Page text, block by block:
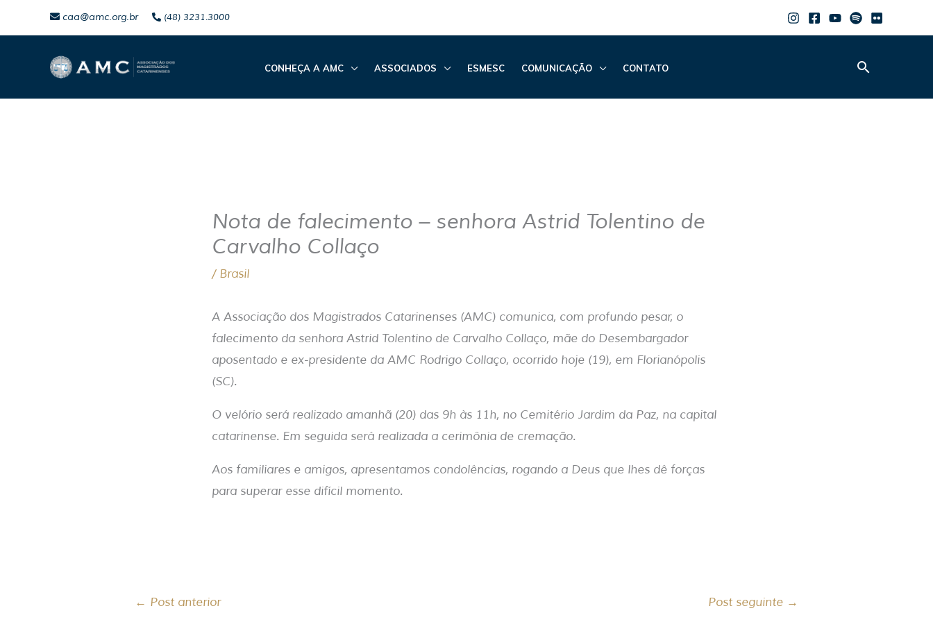
conteúdo
caa@amc.org.br (48) 3231.3000
CONHEÇA A AMC ASSOCIADOS ESMESC COMUNICAÇÃO CONTATO Pesquisar
Nota de falecimento – senhora Astrid Tolentino de
Carvalho Collaço
/ Brasil
A Associação dos Magistrados Catarinenses (AMC) comunica, com profundo pesar, o
falecimento da senhora Astrid Tolentino de Carvalho Collaço, mãe do Desembargador
aposentado e ex-presidente da AMC Rodrigo Collaço, ocorrido hoje (19), em Florianópolis
(SC).
O velório será realizado amanhã (20) das 9h às 11h, no Cemitério Jardim da Paz, na capital
catarinense. Em seguida será realizada a cerimônia de cremação.
Aos familiares e amigos, apresentamos condolências, rogando a Deus que lhes dê forças
para superar esse difícil momento.
← Post anterior Post seguinte →